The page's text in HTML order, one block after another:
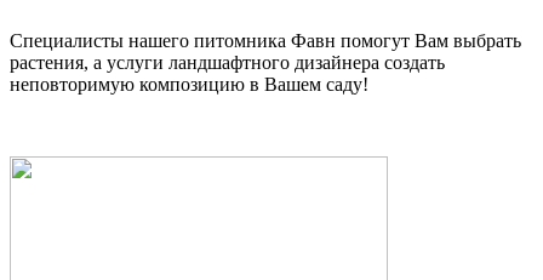
Специалисты нашего питомника Фавн помогут Вам выбрать
растения, а услуги ландшафтного дизайнера создать
неповторимую композицию в Вашем саду!